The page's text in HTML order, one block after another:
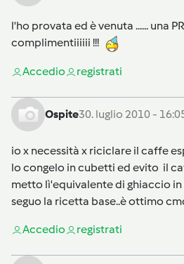
l'ho provata ed è venuta ...... una
complimentiiiiii !!!
Accedio registrati
Ospite30. luglio 2010 -
io x necessità x riciclare il caffe
lo congelo in cubetti ed evito il
metto lì'equivalente di ghiaccio
seguo la ricetta base..è ottimo
Accedio registrati